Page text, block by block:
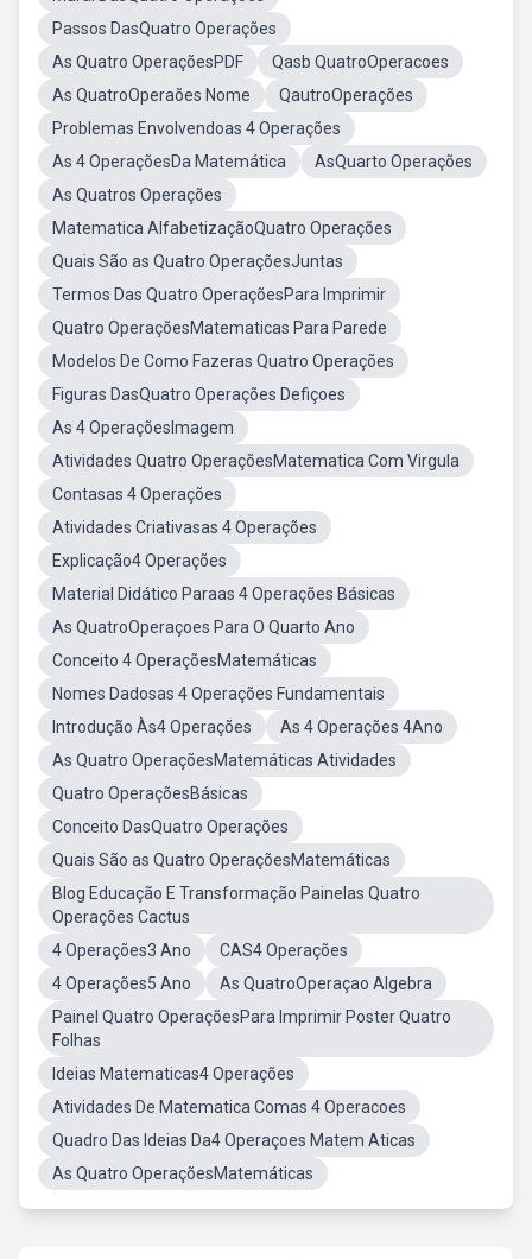
Passos DasQuatro Operações
As Quatro OperaçõesPDF
Qasb QuatroOperacoes
As QuatroOperaões Nome
QautroOperações
Problemas Envolvendoas 4 Operações
As 4 OperaçõesDa Matemática
AsQuarto Operações
As Quatros Operações
Matematica AlfabetizaçãoQuatro Operações
Quais São as Quatro OperaçõesJuntas
Termos Das Quatro OperaçõesPara Imprimir
Quatro OperaçõesMatematicas Para Parede
Modelos De Como Fazeras Quatro Operações
Figuras DasQuatro Operações Defiçoes
As 4 OperaçõesImagem
Atividades Quatro OperaçõesMatematica Com Virgula
Contasas 4 Operações
Atividades Criativasas 4 Operações
Explicação4 Operações
Material Didático Paraas 4 Operações Básicas
As QuatroOperaçoes Para O Quarto Ano
Conceito 4 OperaçõesMatemáticas
Nomes Dadosas 4 Operações Fundamentais
Introdução Às4 Operações
As 4 Operações 4Ano
As Quatro OperaçõesMatemáticas Atividades
Quatro OperaçõesBásicas
Conceito DasQuatro Operações
Quais São as Quatro OperaçõesMatemáticas
Blog Educação E Transformação Painelas Quatro
Operações Cactus
4 Operações3 Ano
CAS4 Operações
4 Operações5 Ano
As QuatroOperaçao Algebra
Painel Quatro OperaçõesPara Imprimir Poster Quatro
Folhas
Ideias Matematicas4 Operações
Atividades De Matematica Comas 4 Operacoes
Quadro Das Ideias Da4 Operaçoes Matem Aticas
As Quatro OperaçõesMatemáticas